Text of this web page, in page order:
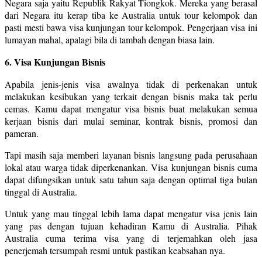
Negara saja yaitu Republik Rakyat Tiongkok. Mereka yang berasal
dari Negara itu kerap tiba ke Australia untuk tour kelompok dan
pasti mesti bawa visa kunjungan tour kelompok. Pengerjaan visa ini
lumayan mahal, apalagi bila di tambah dengan biasa lain.
6. Visa Kunjungan Bisnis
Apabila jenis-jenis visa awalnya tidak di perkenakan untuk
melakukan kesibukan yang terkait dengan bisnis maka tak perlu
cemas. Kamu dapat mengatur visa bisnis buat melakukan semua
kerjaan bisnis dari mulai seminar, kontrak bisnis, promosi dan
pameran.
Tapi masih saja memberi layanan bisnis langsung pada perusahaan
lokal atau warga tidak diperkenankan. Visa kunjungan bisnis cuma
dapat difungsikan untuk satu tahun saja dengan optimal tiga bulan
tinggal di Australia.
Untuk yang mau tinggal lebih lama dapat mengatur visa jenis lain
yang pas dengan tujuan kehadiran Kamu di Australia. Pihak
Australia cuma terima visa yang di terjemahkan oleh jasa
penerjemah tersumpah resmi untuk pastikan keabsahan nya.